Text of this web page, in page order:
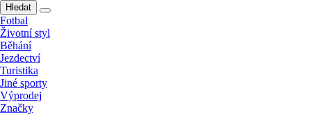
Hledat
Fotbal
Životní styl
Běhání
Jezdectví
Turistika
Jiné sporty
Výprodej
Značky